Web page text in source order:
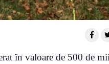
în valoare de 500 de